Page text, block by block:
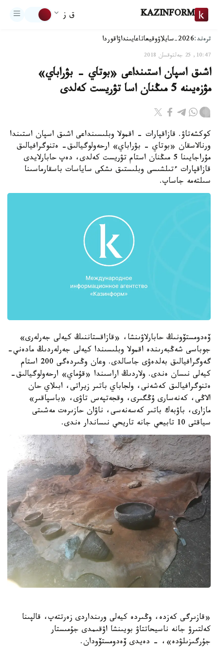
KAZINFORM ق ز
ترەند:2026-سايلاۋ وقيعاتاعايىنداۋاقوردا
10:47, 25 جەلتوقسان 2018
اشىق اسپان استىنداعى «بوتاي - بۋراباي»
مۋزەيىنە 5 مىڭنان اسا تۋريست كەلدى
كوكشەتاۋ. قازاقپارات - اقمولا وبلىسىنداعى اشىق اسپان استىندا
ورنالاسقان «بوتاي - بۋراباي» ارحەولوگيالىق- ەتنوگرافيالىق
مۇراجايىنا 5 مىڭنان استام تۋريست كەلدى، دەپ حابارلايدى
قازاقپارات ءتىلشىسى وبلىستىق ىشكى ساياسات باسقارماسىنا
سىلتەمە جاساپ.
ۆەدومستۆونىڭ حابارلاۋىنشا، «قازاقستاننىڭ كيەلى جەرلەرى»
جوباسى شەڭبەرىندە اقمولا وبلىسىندا كيەلى جەرلەردىڭ مادەني-
گەوگرافيالىق بەلدەۋى جاسالدى. وعان وڭىردەگى 200 استام
كيەلى نىسان ەندى. ولاردىڭ اراسىندا «قۇماي» ارحەولوگيالىق-
ەتنوگرافيالىق كەشەنى، ولجاباي باتىر زيراتى، ابىلاي حان
الاڭى، كەنەسارى ۇڭگىرى، وقجەتپەس تاۋى، «باسپاقىر»
مازارى، باۋبەك باتىر كەسەنەسى، ناۋان حازىرەت مەشىتى
سياقتى 10 تابيعي جانە تاريحي نىساندار ەندى.
«قازىرگى كەزدە، وڭىردە كيەلى ورىنداردى زەرتتەپ، قالپىنا
كەلتىرۋ جانە ناسيحاتتاۋ بويىنشا اۋقىمدى جۇمىستار
جۇرگىزىلۋدە»، - دەيدى ۆەدومستۆودان.